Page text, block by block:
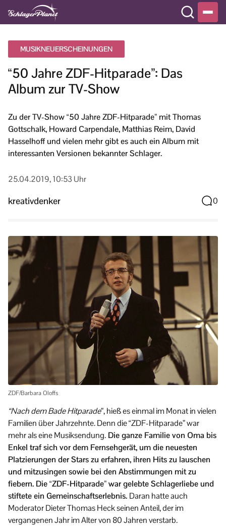
MUSIKNEUERSCHEINUNGEN
“50 Jahre ZDF-Hitparade”: Das
Album zur TV-Show
Zu der TV-Show “50 Jahre ZDF-Hitparade” mit Thomas
Gottschalk, Howard Carpendale, Matthias Reim, David
Hasselhoff und vielen mehr gibt es auch ein Album mit
interessanten Versionen bekannter Schlager.
25.04.2019, 10:53 Uhr
kreativdenker 0
ZDF/Barbara Oloffs
“Nach dem Bade Hitparade”, hieß es einmal im Monat in vielen
Familien über Jahrzehnte. Denn die “ZDF-Hitparade” war
mehr als eine Musiksendung. Die ganze Familie von Oma bis
Enkel traf sich vor dem Fernsehgerät, um die neuesten
Platzierungen der Stars zu erfahren, ihren Hits zu lauschen
und mitzusingen sowie bei den Abstimmungen mit zu
fiebern. Die “ZDF-Hitparade” war gelebte Schlagerliebe und
stiftete ein Gemeinschaftserlebnis. Daran hatte auch
Moderator Dieter Thomas Heck seinen Anteil, der im
vergangenen Jahr im Alter von 80 Jahren verstarb.